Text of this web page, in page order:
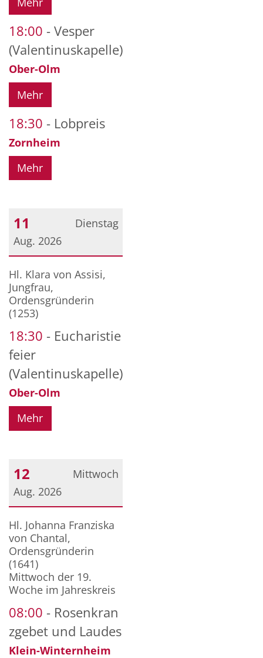
18:00
Vesper
(Valentinuskapelle)
Ober-Olm
Mehr
18:30 Lobpreis
Zornheim
Mehr
Dienstag
11
Aug. 2026
Datum: 11. August 2026
Hl. Klara von Assisi,
Jungfrau,
Ordensgründerin
(1253)
18:30
Eucharistie
feier
(Valentinuskapelle)
Ober-Olm
Mehr
Mittwoch
12
Aug. 2026
Datum: 12. August 2026
Hl. Johanna Franziska
von Chantal,
Ordensgründerin
(1641)
Mittwoch der 19.
Woche im Jahreskreis
08:00
Rosenkran
zgebet und Laudes
Klein-Winternheim